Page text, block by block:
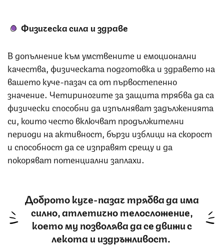
Физическа сила и здраве
В допълнение към умствените и емоционални
качества, физическата подготовка и здравето на
вашето куче-пазач са от първостепенно
значение. Четириногите за защита трябва да са
физически способни да изпълняват задълженията
си, които често включват продължителни
периоди на активност, бързи изблици на скорост
и способност да се изправят срещу и да
покоряват потенциални заплахи.
Доброто куче-пазач трябва да има
силно, атлетично телосложение,
което му позволява да се движи с
лекота и издръжливост.